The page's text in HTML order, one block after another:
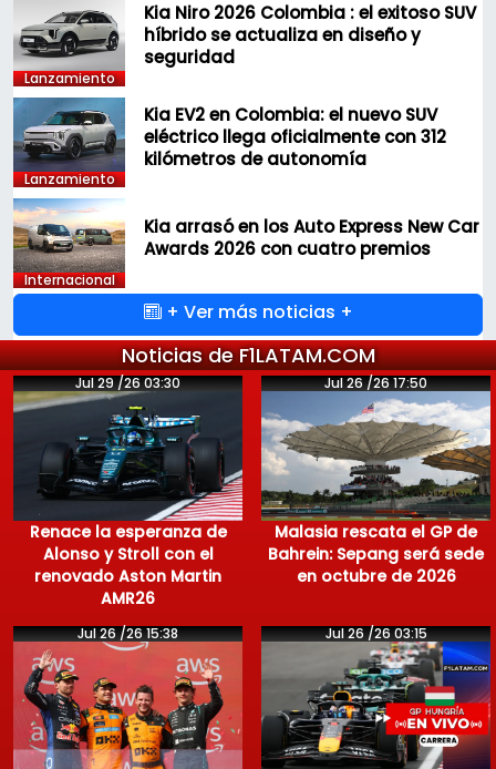
Lanzamiento
Kia Niro 2026 Colombia : el exitoso SUV
híbrido se actualiza en diseño y
seguridad
Lanzamiento
Kia EV2 en Colombia: el nuevo SUV
eléctrico llega oficialmente con 312
kilómetros de autonomía
Internacional
Kia arrasó en los Auto Express New Car
Awards 2026 con cuatro premios
+ Ver más noticias +
Noticias de F1LATAM.COM
Jul 29 /26 03:30
Renace la esperanza de
Alonso y Stroll con el
renovado Aston Martin
AMR26
Jul 26 /26 17:50
Malasia rescata el GP de
Bahrein: Sepang será sede
en octubre de 2026
Jul 26 /26 15:38 Jul 26 /26 03:15